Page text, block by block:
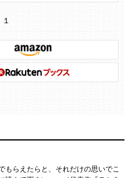
もらえたらと、それだけの思いでこ